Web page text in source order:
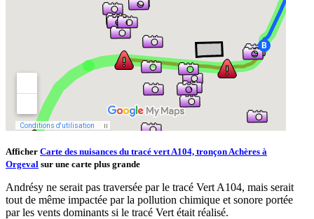
Afficher Carte des nuisances du tracé vert A104, tronçon Achères à
Orgeval sur une carte plus grande
Andrésy ne serait pas traversée par le tracé Vert A104, mais serait
tout de même impactée par la pollution chimique et sonore portée
par les vents dominants si le tracé Vert était réalisé.